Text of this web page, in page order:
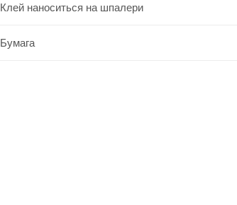
Клей наноситься на шпалери
Бумага